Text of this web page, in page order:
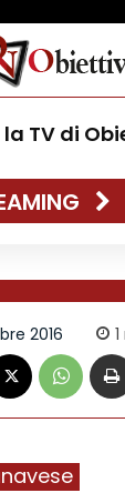
la TV di
2016 1